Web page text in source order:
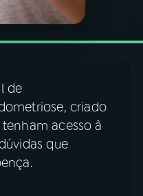
Facebook
de
criado
acesso à
que